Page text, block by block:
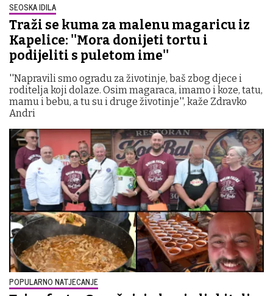
SEOSKA IDILA
Traži se kuma za malenu magaricu iz
Kapelice: ''Mora donijeti tortu i
podijeliti s puletom ime''
''Napravili smo ogradu za životinje, baš zbog djece i
roditelja koji dolaze. Osim magaraca, imamo i koze, tatu,
mamu i bebu, a tu su i druge životinje'', kaže Zdravko
Andri
POPULARNO NATJECANJE